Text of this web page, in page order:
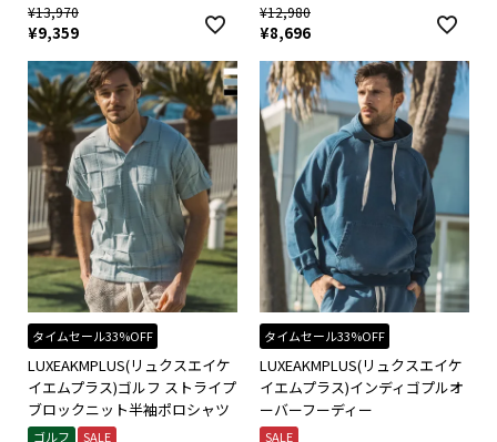
¥13,970
¥9,359
¥12,980
¥8,696
タイムセール33%OFF
LUXEAKMPLUS(リュクスエイケ
イエムプラス)ゴルフ ストライプ
ブロックニット半袖ポロシャツ
ゴルフ SALE
タイムセール33%OFF
LUXEAKMPLUS(リュクスエイケ
イエムプラス)インディゴプルオ
ーバーフーディー
SALE